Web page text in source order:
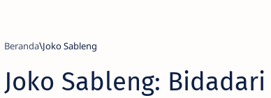
Beranda Joko Sableng
Joko Sableng: